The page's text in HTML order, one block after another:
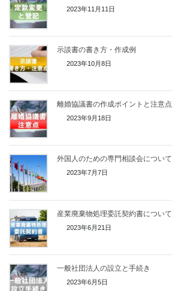
2023年11月11日
示談書の書き方・作成例
2023年10月8日
離婚協議書の作成ポイントと注意点
2023年9月18日
外国人のための専門相談会について
2023年7月7日
産業廃棄物処理委託契約書について
2023年6月21日
一般社団法人の設立と手続き
2023年6月5日